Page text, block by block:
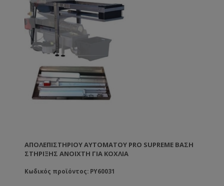
ΑΠΟΛΕΠΙΣΤΗΡΊΟΥ ΑΥΤΌΜΑΤΟΥ PRO SUPREME ΒΆΣΗ
ΣΤΉΡΙΞΗΣ ΑΝΟΙΧΤΉ ΓΙΑ ΚΟΧΛΊΑ
Κωδικός προϊόντος: PY60031